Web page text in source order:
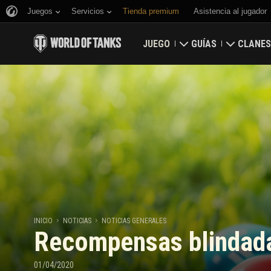
Juegos Servicios Tienda premium Asistencia al jugador
JUEGO
Descargar
Canjear códigos de bonificación
Noticias
Valoraciones
Actualizaciones
Carropedia
Música
GUÍAS
Guía para novatos
Guía general
Economía del juego
Seguridad
Logros
Política de juego
Game Center de
CLANES
Mapa
INICIO NOTICIAS NOTICIAS GENERALES
Recompensas
01/04/2020